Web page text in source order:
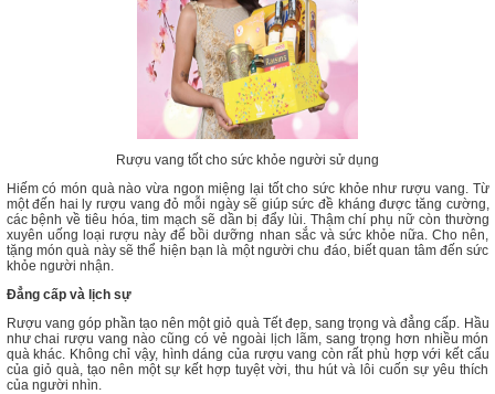
Rượu vang tốt cho sức khỏe người sử dụng
Hiếm có món quà nào vừa ngon miệng lại tốt cho sức khỏe như rượu vang. Từ
một đến hai ly rượu vang đỏ mỗi ngày sẽ giúp sức đề kháng được tăng cường,
các bệnh về tiêu hóa, tim mạch sẽ dần bị đẩy lùi. Thậm chí phụ nữ còn thường
xuyên uống loại rượu này để bồi dưỡng nhan sắc và sức khỏe nữa. Cho nên,
tặng món quà này sẽ thể hiện bạn là một người chu đáo, biết quan tâm đến sức
khỏe người nhận.
Đẳng cấp và lịch sự
Rượu vang góp phần tạo nên một giỏ quà Tết đẹp, sang trọng và đẳng cấp. Hầu
như chai rượu vang nào cũng có vẻ ngoài lịch lãm, sang trọng hơn nhiều món
quà khác. Không chỉ vậy, hình dáng của rượu vang còn rất phù hợp với kết cấu
của giỏ quà, tạo nên một sự kết hợp tuyệt vời, thu hút và lôi cuốn sự yêu thích
của người nhìn.